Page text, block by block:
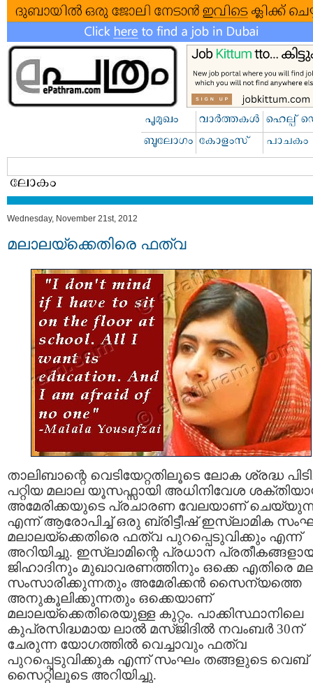
Wednesday, November 21st, 2012
മലാലയ്ക്കെതിരെ ഫത്വ
താലിബാന്റെ വെടിയേറ്റതിലൂടെ ലോക ശ്രദ്ധ
പറ്റിയ മലാല യൂസഫ്സായി അധിനിവേശ
അമേരിക്കയുടെ പ്രചാരണ വേലയാണ്
എന്ന് ആരോപിച്ച് ഒരു ബ്രിട്ടീഷ് ഇസ്ലാമിക
മലാലയ്ക്കെതിരെ ഫത്വ പുറപ്പെടുവിക്കും എന്ന്
അറിയിച്ചു. ഇസ്ലാമിന്റെ പ്രധാന
ജിഹാദിനും മുഖാവരണത്തിനും ഒക്കെ എതിരെ
സംസാരിക്കുന്നതും അമേരിക്കൻ സൈന്യത്തെ
അനുകൂലിക്കുന്നതും ഒക്കെയാണ്
മലാലയ്ക്കെതിരെയുള്ള കുറ്റം. പാക്കിസ്ഥാനിലെ
കുപ്രസിദ്ധമായ ലാൽ മസ്ജിദിൽ നവംബർ 30ന്
ചേരുന്ന യോഗത്തിൽ വെച്ചാവും ഫത്വ
പുറപ്പെടുവിക്കുക എന്ന് സംഘം തങ്ങളുടെ വെബ്
സൈറ്റിലൂടെ അറിയിച്ചു.